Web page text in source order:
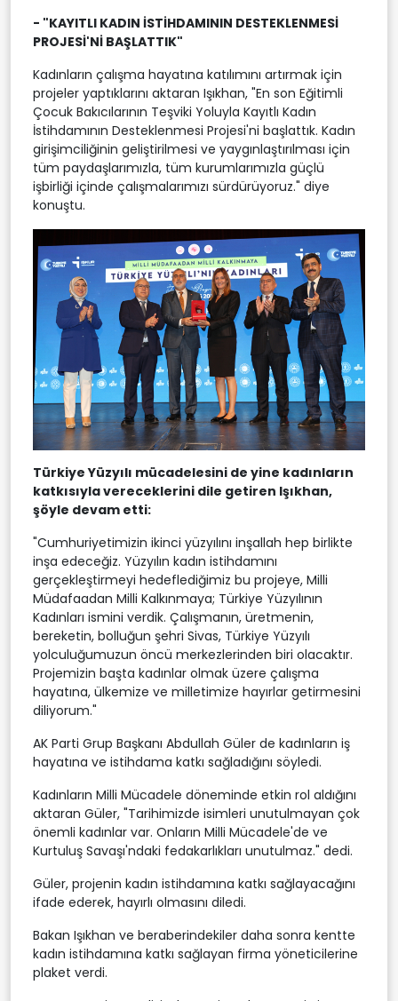
- "KAYITLI KADIN İSTİHDAMININ DESTEKLENMESİ
PROJESİ'Nİ BAŞLATTIK"
Kadınların çalışma hayatına katılımını artırmak için
projeler yaptıklarını aktaran Işıkhan, "En son Eğitimli
Çocuk Bakıcılarının Teşviki Yoluyla Kayıtlı Kadın
İstihdamının Desteklenmesi Projesi'ni başlattık. Kadın
girişimciliğinin geliştirilmesi ve yaygınlaştırılması için
tüm paydaşlarımızla, tüm kurumlarımızla güçlü
işbirliği içinde çalışmalarımızı sürdürüyoruz." diye
konuştu.
Türkiye Yüzyılı mücadelesini de yine kadınların
katkısıyla vereceklerini dile getiren Işıkhan,
şöyle devam etti:
"Cumhuriyetimizin ikinci yüzyılını inşallah hep birlikte
inşa edeceğiz. Yüzyılın kadın istihdamını
gerçekleştirmeyi hedeflediğimiz bu projeye, Milli
Müdafaadan Milli Kalkınmaya; Türkiye Yüzyılının
Kadınları ismini verdik. Çalışmanın, üretmenin,
bereketin, bolluğun şehri Sivas, Türkiye Yüzyılı
yolculuğumuzun öncü merkezlerinden biri olacaktır.
Projemizin başta kadınlar olmak üzere çalışma
hayatına, ülkemize ve milletimize hayırlar getirmesini
diliyorum."
AK Parti Grup Başkanı Abdullah Güler de kadınların iş
hayatına ve istihdama katkı sağladığını söyledi.
Kadınların Milli Mücadele döneminde etkin rol aldığını
aktaran Güler, "Tarihimizde isimleri unutulmayan çok
önemli kadınlar var. Onların Milli Mücadele'de ve
Kurtuluş Savaşı'ndaki fedakarlıkları unutulmaz." dedi.
Güler, projenin kadın istihdamına katkı sağlayacağını
ifade ederek, hayırlı olmasını diledi.
Bakan Işıkhan ve beraberindekiler daha sonra kentte
kadın istihdamına katkı sağlayan firma yöneticilerine
plaket verdi.